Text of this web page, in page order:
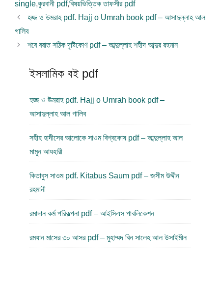
single,কুরবানী pdf,বিষয়ভিত্তিক তাফসীর pdf
হজ্জ ও উমরাহ pdf. Hajj o Umrah book pdf – আসাদুল্লাহ আল
গালিব
শবে বরাত সঠিক দৃষ্টিকোণ pdf – আব্দুল্লাহ শহীদ আব্দুর রহমান
ইসলামিক বই pdf
হজ্জ ও উমরাহ pdf. Hajj o Umrah book pdf –
আসাদুল্লাহ আল গালিব
সহীহ হাদীসের আলোকে সাওম বিশ্বকোষ pdf – আব্দুল্লাহ আল
মামুন আযহারী
কিতাবুস সাওম pdf. Kitabus Saum pdf – জসীম উদ্দীন
রহমানী
রমাদান কর্ম পরিকল্পনা pdf – আইসিএস পাবলিকেশন
রমযান মাসের ৩০ আসর pdf – মুহাম্মদ বিন সালেহ আল উসাইমীন